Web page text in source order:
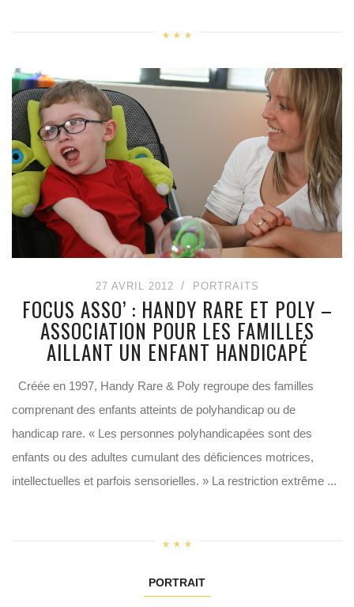
27 AVRIL 2012 PORTRAITS
FOCUS ASSO’ : HANDY RARE ET POLY –
ASSOCIATION POUR LES FAMILLES
AILLANT UN ENFANT HANDICAPÉ
Créée en 1997, Handy Rare & Poly regroupe des familles
comprenant des enfants atteints de polyhandicap ou de
handicap rare. « Les personnes polyhandicapées sont des
enfants ou des adultes cumulant des déficiences motrices,
intellectuelles et parfois sensorielles. » La restriction extrême ...
PORTRAIT